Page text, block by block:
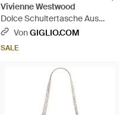
Vivienne Westwood
Dolce Schultertasche Aus
Leder Mit Orb-Logo - Schwarz
VonGIGLIO.COM
SALE